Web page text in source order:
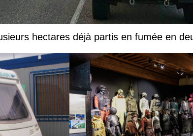
hectares déjà partis en fumée en